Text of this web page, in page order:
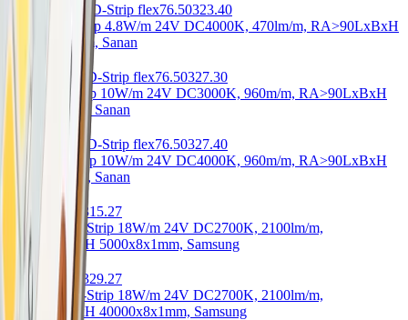
Low COB LED-Strip flex76.50323.40
Low COB-Strip 4.8W/m 24V DC4000K, 470lm/m, RA>90LxBxH
5000x10x2mm, Sanan
Leo COB LED-Strip flex76.50327.30
Leo COB-Strip 10W/m 24V DC3000K, 960m/m, RA>90LxBxH
5000x8x2mm, Sanan
Leo COB LED-Strip flex76.50327.40
Leo COB-Strip 10W/m 24V DC4000K, 960m/m, RA>90LxBxH
5000x8x2mm, Sanan
76.50315.27
Intenso LED-Strip 18W/m 24V DC2700K, 2100lm/m,
LxBxH 5000x8x1mm, Samsung
Intenso
76.50329.27
Intenso LED-Strip 18W/m 24V DC2700K, 2100lm/m,
RA>90
LxBxH 40000x8x1mm, Samsung